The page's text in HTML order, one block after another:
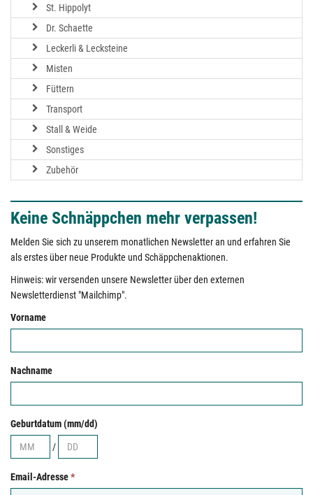
St. Hippolyt
Dr. Schaette
Leckerli & Lecksteine
Misten
Füttern
Transport
Stall & Weide
Sonstiges
Zubehör
Keine Schnäppchen mehr verpassen!
Melden Sie sich zu unserem monatlichen Newsletter an und erfahren Sie
als erstes über neue Produkte und Schäppchenaktionen.
Hinweis: wir versenden unsere Newsletter über den externen
Newsletterdienst "Mailchimp".
Vorname
Nachname
Geburtdatum (mm/dd)
/
Email-Adresse*